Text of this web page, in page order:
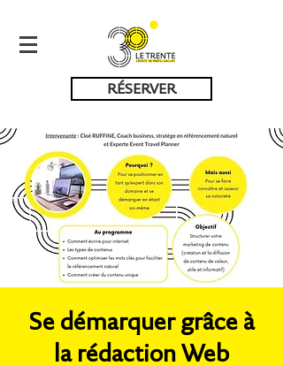
RÉSERVER
Se démarquer grâce à
la rédaction Web